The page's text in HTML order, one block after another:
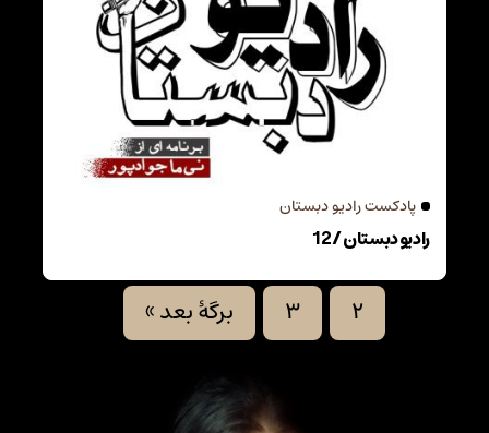
پادکست رادیو دبستان
رادیو دبستان / 12
2
3 برگهٔ بعد »